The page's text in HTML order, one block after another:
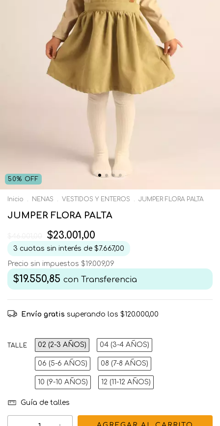
50% OFF
Inicio . NENAS . VESTIDOS Y ENTEROS . JUMPER FLORA PALTA
JUMPER FLORA PALTA
$23.001,00
3 cuotas sin interés de $7.667,00
Precio sin impuestos $19.009,09
$19.550,85 con Transferencia
Envío gratis superando los $120.000,00
TALLE 02 (2-3 AÑOS) 04 (3-4 AÑOS)
06 (5-6 AÑOS) 08 (7-8 AÑOS)
10 (9-10 AÑOS) 12 (11-12 AÑOS)
Guía de talles